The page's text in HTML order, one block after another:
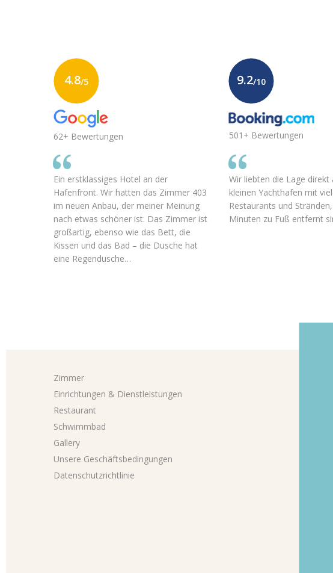
4.8/5
62+ Bewertungen
Ein erstklassiges Hotel an der
Hafenfront. Wir hatten das Zimmer 403
im neuen Anbau, der meiner Meinung
nach etwas schöner ist. Das Zimmer ist
großartig, ebenso wie das Bett, die
Kissen und das Bad – die Dusche hat
eine Regendusche…
9.2/10
501+ Bewertungen
Wir liebten die Lage direkt
kleinen Yachthafen mit
Restaurants und
Minuten zu Fuß entfernt
Zimmer
Einrichtungen & Dienstleistungen
Restaurant
Schwimmbad
Gallery
Unsere Geschäftsbedingungen
Datenschutzrichtlinie